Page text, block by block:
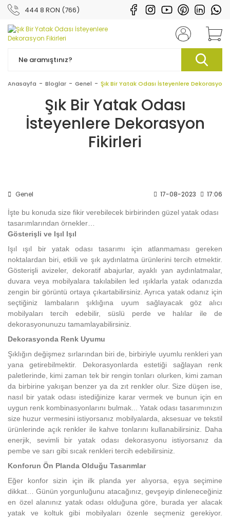
444 8 RON (766)
Anasayfa Bloglar Genel Şık Bir Yatak Odası İsteyenlere Dekorasyon
Şık Bir Yatak Odası
İsteyenlere Dekorasyon
Fikirleri
Genel 17-08-2023 17:06
İşte bu konuda size fikir verebilecek birbirinden güzel yatak odası
tasarımlarından örnekler…
Gösterişli ve Işıl Işıl
Işıl ışıl bir yatak odası tasarımı için atlanmaması gereken
noktalardan biri, etkili ve şık aydınlatma ürünlerini tercih etmektir.
Gösterişli avizeler, dekoratif abajurlar, ayaklı yan aydınlatmalar,
duvara veya mobilyalara takılabilen led ışıklarla yatak odanızda
zengin bir görüntü ortaya çıkartabilirsiniz. Ayrıca yatak odanız için
seçtiğiniz lambaların şıklığına uyum sağlayacak göz alıcı
mobilyaları tercih edebilir, süslü perde ve halılar ile de
dekorasyonunuzu tamamlayabilirsiniz.
Dekorasyonda Renk Uyumu
Şıklığın değişmez sırlarından biri de, birbiriyle uyumlu renkleri yan
yana getirebilmektir. Dekorasyonlarda estetiği sağlayan renk
paletlerinde, kimi zaman tek bir rengin tonları olurken, kimi zaman
da birbirine yakışan benzer ya da zıt renkler olur. Size düşen ise,
nasıl bir yatak odası istediğinize karar vermek ve bunun için en
uygun renk kombinasyonlarını bulmak... Yatak odası tasarımınızın
size huzur vermesini istiyorsanız mobilyalarda, aksesuar ve tekstil
ürünlerinde açık renkler ile kahve tonlarını kullanabilirsiniz. Daha
enerjik, sevimli bir yatak odası dekorasyonu istiyorsanız da
pembe ve sarı gibi sıcak renkleri tercih edebilirsiniz.
Konforun Ön Planda Olduğu Tasarımlar
Eğer konfor sizin için ilk planda yer alıyorsa, eşya seçimine
dikkat… Günün yorgunluğunu atacağınız, gevşeyip dinleneceğiniz
en özel alanınız yatak odası olduğuna göre, burada yer alacak
yatak ve koltuk gibi mobilyaları özenle seçmeniz gerekiyor.